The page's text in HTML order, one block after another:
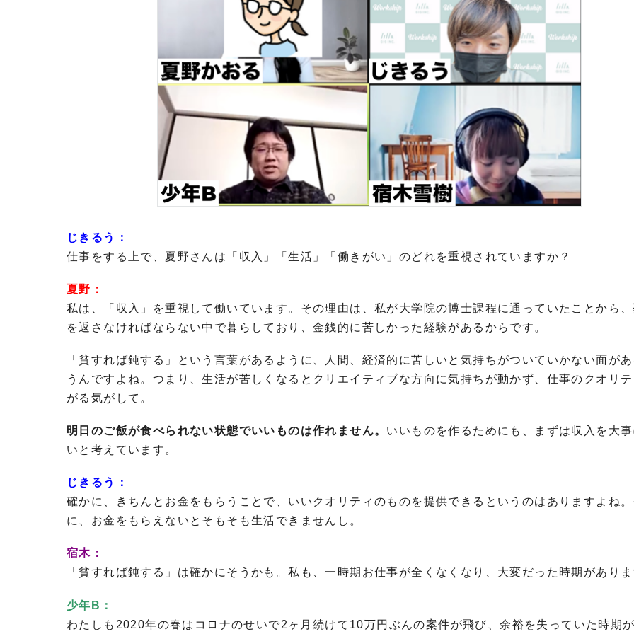
じきるう：
仕事をする上で、夏野さんは「収入」「生活」「働きがい」のどれを重視されていますか？
夏野：
私は、「収入」を重視して働いています。その理由は、私が大学院の博士課程に通っていたことから
を返さなければならない中で暮らしており、金銭的に苦しかった経験があるからです。
「貧すれば鈍する」という言葉があるように、人間、経済的に苦しいと気持ちがついていかない面が
うんですよね。つまり、生活が苦しくなるとクリエイティブな方向に気持ちが動かず、仕事のクオリ
がる気がして。
明日のご飯が食べられない状態でいいものは作れません。 いいものを作るためにも、まずは収入を大
いと考えています。
じきるう：
確かに、きちんとお金をもらうことで、いいクオリティのものを提供できるというのはありますよね
に、お金をもらえないとそもそも生活できませんし。
宿木：
「貧すれば鈍する」は確かにそうかも。私も、一時期お仕事が全くなくなり、大変だった時期があり
少年B：
わたしも2020年の春はコロナのせいで2ヶ月続けて10万円ぶんの案件が飛び、余裕を失っていた時期